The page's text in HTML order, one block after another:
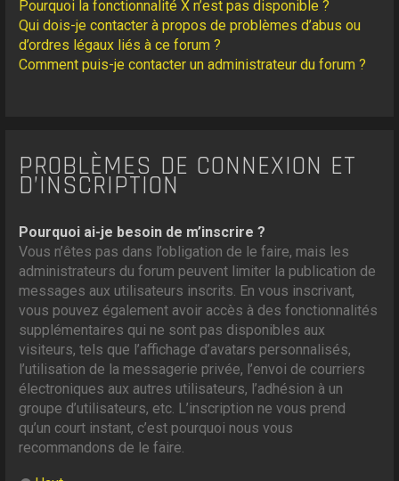
Pourquoi la fonctionnalité X n’est pas disponible ?
Qui dois-je contacter à propos de problèmes d’abus ou
d’ordres légaux liés à ce forum ?
Comment puis-je contacter un administrateur du forum ?
PROBLÈMES DE CONNEXION ET
D’INSCRIPTION
Pourquoi ai-je besoin de m’inscrire ?
Vous n’êtes pas dans l’obligation de le faire, mais les
administrateurs du forum peuvent limiter la publication de
messages aux utilisateurs inscrits. En vous inscrivant,
vous pouvez également avoir accès à des fonctionnalités
supplémentaires qui ne sont pas disponibles aux
visiteurs, tels que l’affichage d’avatars personnalisés,
l’utilisation de la messagerie privée, l’envoi de courriers
électroniques aux autres utilisateurs, l’adhésion à un
groupe d’utilisateurs, etc. L’inscription ne vous prend
qu’un court instant, c’est pourquoi nous vous
recommandons de le faire.